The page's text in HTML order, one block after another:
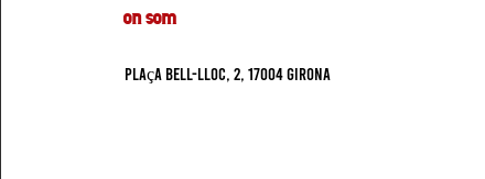
on som
Plaça Bell-Lloc, 2, 17004 Girona